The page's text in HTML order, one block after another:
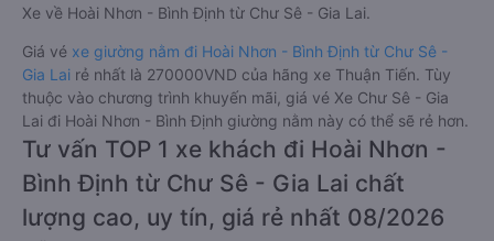
Xe về Hoài Nhơn - Bình Định từ Chư Sê - Gia Lai.
Giá vé xe giường nằm đi Hoài Nhơn - Bình Định từ Chư Sê -
Gia Lai rẻ nhất là 270000VND của hãng xe Thuận Tiến. Tùy
thuộc vào chương trình khuyến mãi, giá vé Xe Chư Sê - Gia
Lai đi Hoài Nhơn - Bình Định giường nằm này có thể sẽ rẻ hơn.
Tư vấn TOP 1 xe khách đi Hoài Nhơn -
Bình Định từ Chư Sê - Gia Lai chất
lượng cao, uy tín, giá rẻ nhất 08/2026